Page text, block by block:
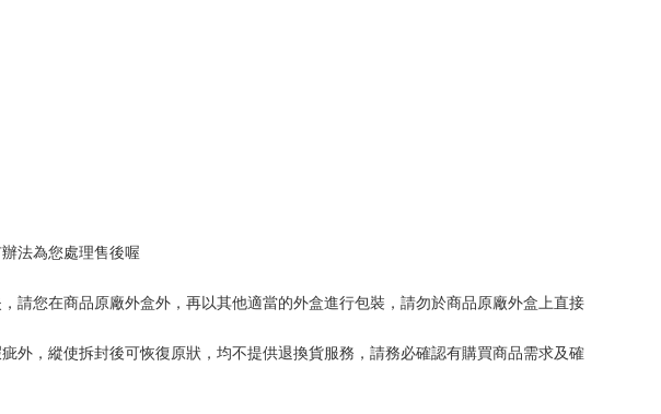
法為您處理售後喔
您在商品原廠外盒外，再以其他適當的外盒進行包裝，請勿於商品原廠外盒上直接
，縱使拆封後可恢復原狀，均不提供退換貨服務，請務必確認有購買商品需求及確